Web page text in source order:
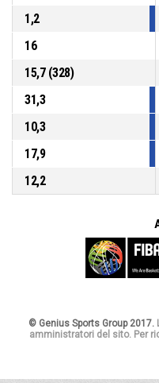
1,2
16
15,7 (328)
31,3
10,3
17,9
12,2
© Genius Sports Group 2017.
amministratori del sito. Per